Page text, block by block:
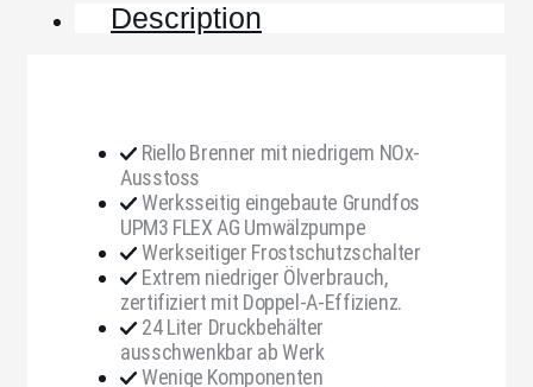
Description
Riello Brenner mit niedrigem NOx-
Ausstoss
Werksseitig eingebaute Grundfos
UPM3 FLEX AG Umwälzpumpe
Werkseitiger Frostschutzschalter
Extrem niedriger Ölverbrauch,
zertifiziert mit Doppel-A-Effizienz.
24 Liter Druckbehälter
ausschwenkbar ab Werk
Wenige Komponenten